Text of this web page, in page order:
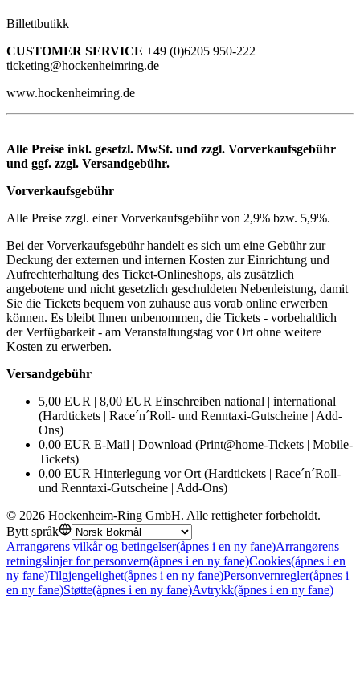
Billettbutikk
CUSTOMER SERVICE +49 (0)6205 950-222 |
ticketing@hockenheimring.de
www.hockenheimring.de
Alle Preise inkl. gesetzl. MwSt. und zzgl. Vorverkaufsgebühr
und ggf. zzgl. Versandgebühr.
Vorverkaufsgebühr
Alle Preise zzgl. einer Vorverkaufsgebühr von 2,9% bzw. 5,9%.
Bei der Vorverkaufsgebühr handelt es sich um eine Gebühr zur
Deckung der externen und internen Kosten zur Einrichtung und
Aufrechterhaltung des Ticket-Onlineshops, als zusätzlich
angebotene und nicht gesetzlich geschuldeten Nebenleistung, damit
Sie die Tickets bequem von zuhause aus vorab online erwerben
können. Es bleibt Ihnen unbenommen, die Tickets - vorbehaltlich
der Verfügbarkeit - am Veranstaltungstag vor Ort ohne weitere
Kosten zu erwerben.
Versandgebühr
5,00 EUR | 8,00 EUR Einschreiben national | international
(Hardtickets | Race´n´Roll- und Renntaxi-Gutscheine | Add-
Ons)
0,00 EUR E-Mail | Download (Print@home-Tickets | Mobile-
Tickets)
0,00 EUR Hinterlegung vor Ort (Hardtickets | Race´n´Roll-
und Renntaxi-Gutscheine | Add-Ons)
© 2026 Hockenheim-Ring GmbH. Alle rettigheter forbeholdt.
Bytt språk
Arrangørens vilkår og betingelser(åpnes i en ny fane)Arrangørens
retningslinjer for personvern(åpnes i en ny fane)Cookies(åpnes i en
ny fane)Tilgjengelighet(åpnes i en ny fane)Personvernregler(åpnes i
en ny fane)Støtte(åpnes i en ny fane)Avtrykk(åpnes i en ny fane)